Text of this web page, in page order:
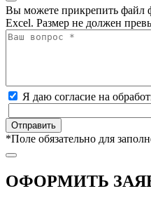
Вы можете прикрепить файл
Excel. Размер не должен
Я даю согласие на
*Поле обязательно для
ОФОРМИТЬ